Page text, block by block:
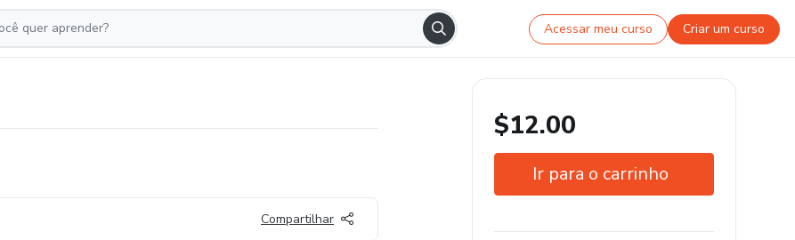
Acessar meu curso Criar um curso
Compartilhar
$12.00
Ir para o carrinho